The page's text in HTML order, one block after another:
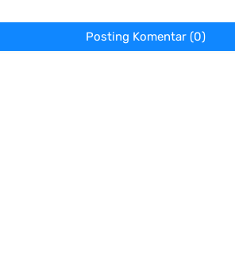
Posting Komentar (0)